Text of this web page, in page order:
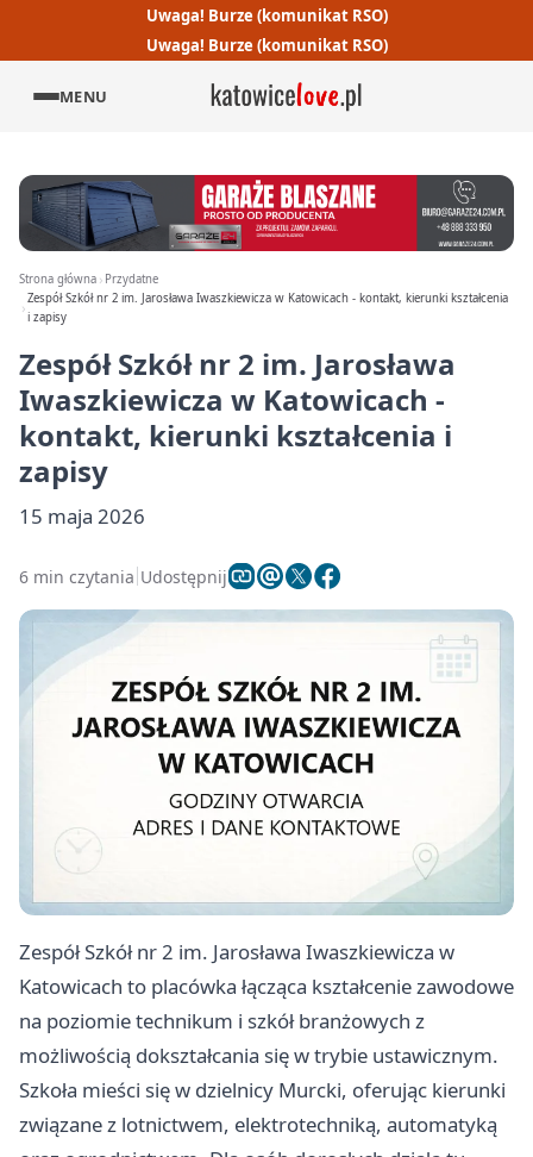
Uwaga! Burze (komunikat RSO)
Uwaga! Burze (komunikat RSO)
MENU
Strona główna
Przydatne
Zespół Szkół nr 2 im. Jarosława Iwaszkiewicza w Katowicach - kontakt, kierunki kształcenia
i zapisy
Zespół Szkół nr 2 im. Jarosława
Iwaszkiewicza w Katowicach -
kontakt, kierunki kształcenia i
zapisy
15 maja 2026
6 min czytania Udostępnij
Zespół Szkół nr 2 im. Jarosława Iwaszkiewicza w
Katowicach to placówka łącząca kształcenie zawodowe
na poziomie technikum i szkół branżowych z
możliwością dokształcania się w trybie ustawicznym.
Szkoła mieści się w dzielnicy Murcki, oferując kierunki
związane z lotnictwem, elektrotechniką, automatyką